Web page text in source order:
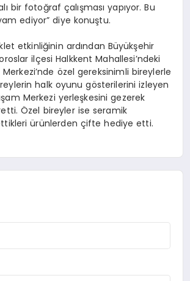
bir fotoğraf çalışması yapıyor. Bu
ediyor” diye konuştu.
etkinliğinin ardından Büyükşehir
ilçesi Halkkent Mahallesi’ndeki
özel gereksinimli bireylerle
halk oyunu gösterilerini izleyen
Merkezi yerleşkesini gezerek
Özel bireyler ise seramik
ürünlerden çifte hediye etti.